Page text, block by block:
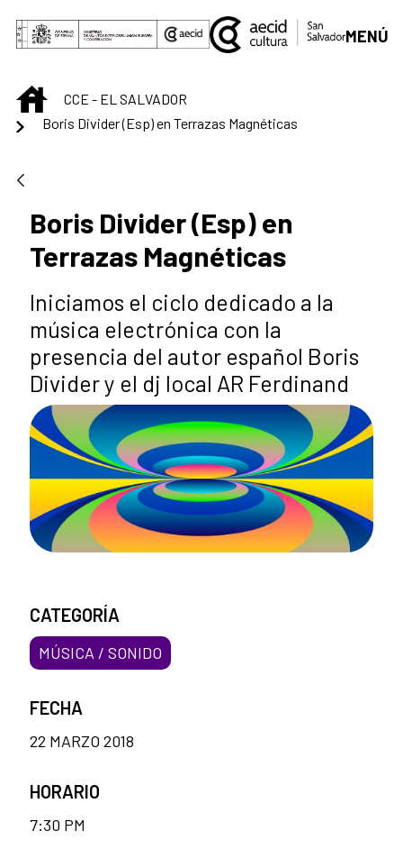
Saltar al contenido principal
MENÚ
INICIOCCE - EL SALVADOR
Boris Divider (Esp) en Terrazas Magnéticas
Boris Divider (Esp) en
Terrazas Magnéticas
Iniciamos el ciclo dedicado a la
música electrónica con la
presencia del autor español Boris
Divider y el dj local AR Ferdinand
CATEGORÍA
MÚSICA / SONIDO
FECHA
22 MARZO 2018
HORARIO
7:30 PM